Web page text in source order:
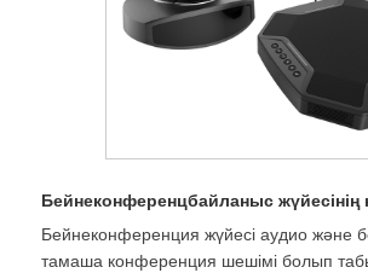
Бейнеконференцбайланыс жүйесінің
Бейнеконференция жүйесі аудио және
тамаша конференция шешімі болып